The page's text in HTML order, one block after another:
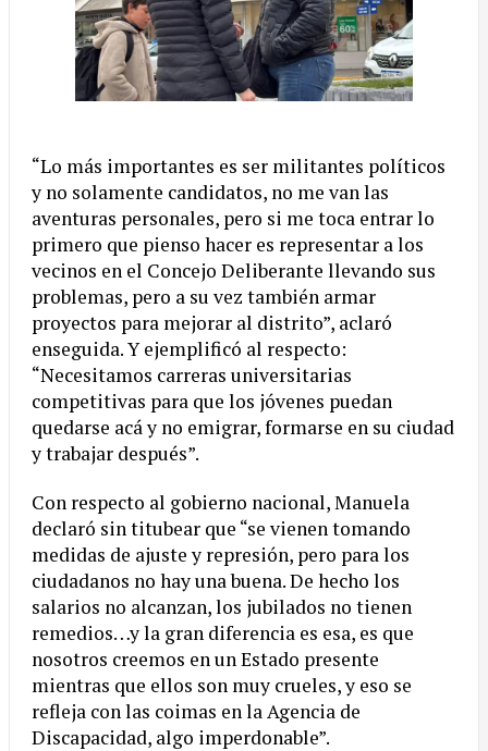
“Lo más importantes es ser militantes políticos
y no solamente candidatos, no me van las
aventuras personales, pero si me toca entrar lo
primero que pienso hacer es representar a los
vecinos en el Concejo Deliberante llevando sus
problemas, pero a su vez también armar
proyectos para mejorar al distrito”, aclaró
enseguida. Y ejemplificó al respecto:
“Necesitamos carreras universitarias
competitivas para que los jóvenes puedan
quedarse acá y no emigrar, formarse en su ciudad
y trabajar después”.
Con respecto al gobierno nacional, Manuela
declaró sin titubear que “se vienen tomando
medidas de ajuste y represión, pero para los
ciudadanos no hay una buena. De hecho los
salarios no alcanzan, los jubilados no tienen
remedios…y la gran diferencia es esa, es que
nosotros creemos en un Estado presente
mientras que ellos son muy crueles, y eso se
refleja con las coimas en la Agencia de
Discapacidad, algo imperdonable”.